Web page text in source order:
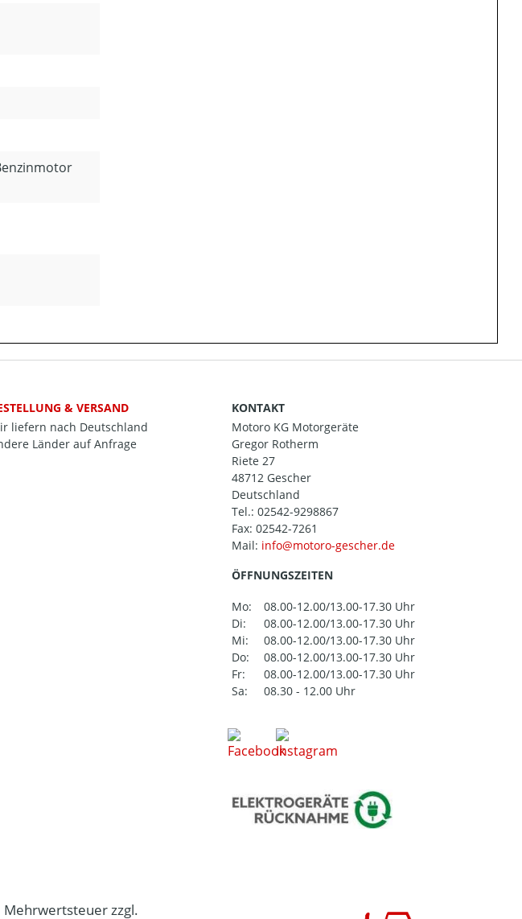
& VERSAND
liefern nach Deutschland
Länder auf Anfrage
KONTAKT
Motoro KG Motorgeräte
Gregor Rotherm
Riete 27
48712 Gescher
Deutschland
Tel.: 02542-9298867
Fax: 02542-7261
Mail:
ÖFFNUNGSZEITEN
Mo:
08.00-12.00/13.00-17.30 Uhr
Di:
08.00-12.00/13.00-17.30 Uhr
Mi:
08.00-12.00/13.00-17.30 Uhr
Do:
08.00-12.00/13.00-17.30 Uhr
Fr:
08.00-12.00/13.00-17.30 Uhr
Sa:
08.30 - 12.00 Uhr
Mehrwertsteuer zzgl.